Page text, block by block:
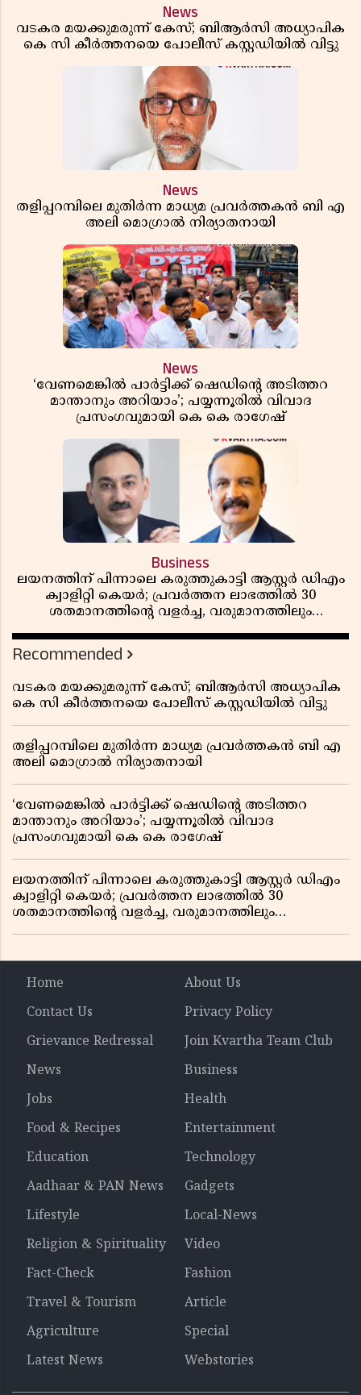
News
വടകര മയക്കുമരുന്ന് കേസ്; ബിആർസി അധ്യാപിക
കെ സി കീർത്തനയെ പോലീസ് കസ്റ്റഡിയിൽ വിട്ടു
News
തളിപ്പറമ്പിലെ മുതിർന്ന മാധ്യമ പ്രവർത്തകൻ ബി എ
അലി മൊഗ്രാൽ നിര്യാതനായി
News
‘വേണമെങ്കിൽ പാർട്ടിക്ക് ഷെഡിൻ്റെ അടിത്തറ
മാന്താനും അറിയാം’; പയ്യന്നൂരിൽ വിവാദ
പ്രസംഗവുമായി കെ കെ രാഗേഷ്
Business
ലയനത്തിന് പിന്നാലെ കരുത്തുകാട്ടി ആസ്റ്റർ ഡിഎം
ക്വാളിറ്റി കെയർ; പ്രവർത്തന ലാഭത്തിൽ 30
ശതമാനത്തിൻ്റെ വളർച്ച, വരുമാനത്തിലും
റിപ്പോർട്ട് പുറത്ത്
Recommended
വടകര മയക്കുമരുന്ന് കേസ്; ബിആർസി അധ്യാപിക
കെ സി കീർത്തനയെ പോലീസ് കസ്റ്റഡിയിൽ വിട്ടു
തളിപ്പറമ്പിലെ മുതിർന്ന മാധ്യമ പ്രവർത്തകൻ ബി എ
അലി മൊഗ്രാൽ നിര്യാതനായി
‘വേണമെങ്കിൽ പാർട്ടിക്ക് ഷെഡിൻ്റെ അടിത്തറ
മാന്താനും അറിയാം’; പയ്യന്നൂരിൽ വിവാദ
പ്രസംഗവുമായി കെ കെ രാഗേഷ്
ലയനത്തിന് പിന്നാലെ കരുത്തുകാട്ടി ആസ്റ്റർ ഡിഎം
ക്വാളിറ്റി കെയർ; പ്രവർത്തന ലാഭത്തിൽ 30
ശതമാനത്തിൻ്റെ വളർച്ച, വരുമാനത്തിലും
Home
About Us
Contact Us
Privacy Policy
Grievance Redressal
Join Kvartha Team Club
News
Business
Jobs
Health
Food & Recipes
Entertainment
Education
Technology
Aadhaar & PAN News
Gadgets
Lifestyle
Local-News
Religion & Spirituality
Video
Fact-Check
Fashion
Travel & Tourism
Article
Agriculture
Special
Latest News
Webstories